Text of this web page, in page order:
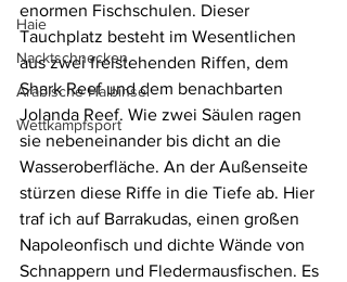
Haie
Nacktschnecken
Arabische Halbinsel
Wettkampfsport
enormen Fischschulen. Dieser
Tauchplatz besteht im Wesentlichen
aus zwei freistehenden Riffen, dem
Shark Reef und dem benachbarten
Jolanda Reef. Wie zwei Säulen ragen
sie nebeneinander bis dicht an die
Wasseroberfläche. An der Außenseite
stürzen diese Riffe in die Tiefe ab. Hier
traf ich auf Barrakudas, einen großen
Napoleonfisch und dichte Wände von
Schnappern und Fledermausfischen. Es